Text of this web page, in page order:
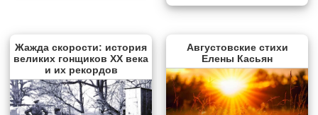
Жажда скорости: история
великих гонщиков XX века
и их рекордов
Августовские стихи
Елены Касьян